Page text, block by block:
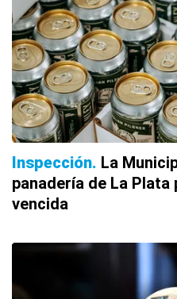
Inspección La
panadería de La
vencida